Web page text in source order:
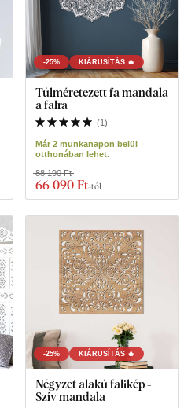
-25% KIÁRUSÍTÁS 🔥
Túlméretezett fa mandala
a falra
(1)
Már 2 munkanapon belül
otthonában lehet.
66 090 Ft-tól
88 190 Ft
-25% KIÁRUSÍTÁS 🔥
Négyzet alakú falikép -
Szív mandala